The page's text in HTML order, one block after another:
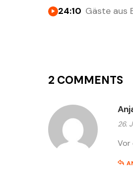
24:10 Gäste aus
2 COMMENTS
26.
Vor